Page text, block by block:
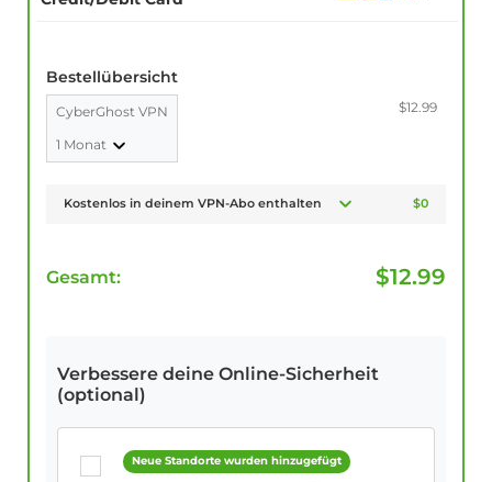
Bestellübersicht
CyberGhost VPN
1 Monat
$12.99
Kostenlos in deinem VPN-Abo enthalten $0
Gesamt: $12.99
Verbessere deine Online-Sicherheit
(optional)
Neue Standorte wurden hinzugefügt